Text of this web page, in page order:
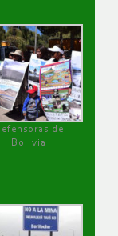
de
Bolivia